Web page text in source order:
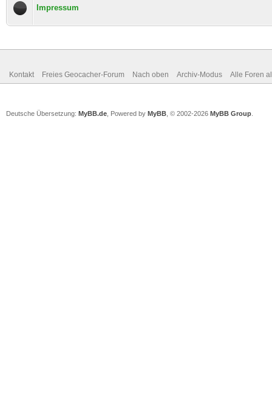
Impressum
Kontakt Freies Geocacher-Forum Nach oben Archiv-Modus Alle Foren
Deutsche Übersetzung: MyBB.de , Powered by MyBB , © 2002-2026 MyBB Group